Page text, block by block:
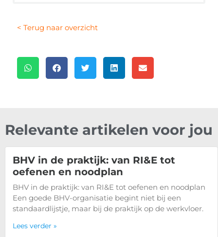
< Terug naar overzicht
Relevante artikelen voor jou
BHV in de praktijk: van RI&E tot
oefenen en noodplan
BHV in de praktijk: van RI&E tot oefenen en noodplan
Een goede BHV-organisatie begint niet bij een
standaardlijstje, maar bij de praktijk op de werkvloer.
Lees verder »